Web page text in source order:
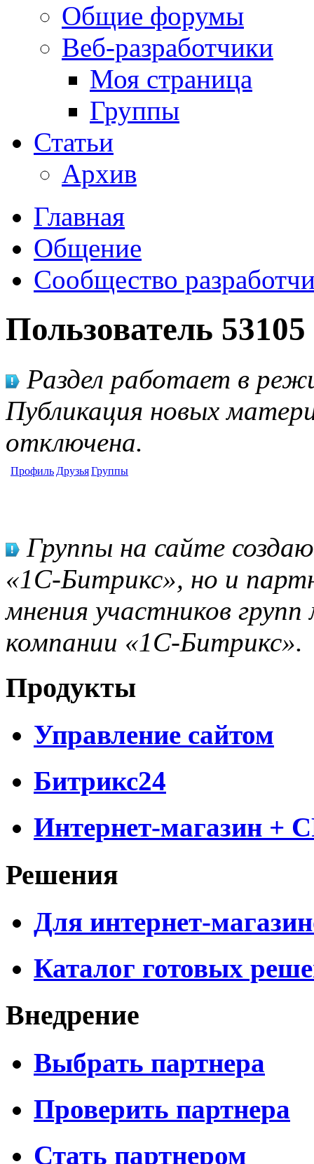
Общие форумы
Веб-разработчики
Моя страница
Группы
Статьи
Архив
Главная
Общение
Сообщество
Пользователь 53105
Раздел работает в
Публикация новых
отключена.
Профиль ДрузьяГруппы
Группы на сайте
«1С-Битрикс», но и
мнения участников
компании «1С-Битрикс».
Продукты
Управление сайтом
Битрикс24
Интернет-магазин +
Решения
Для интернет-
Каталог готовых
Внедрение
Выбрать партнера
Проверить партнера
Стать партнером